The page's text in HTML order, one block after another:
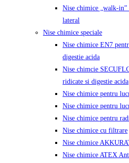
Nise chimice „walk-
lateral
Nise chimice speciale
Nise chimice EN7
digestie acida
Nise chimcie
ridicate si digestie acida
Nise chimice pentru
Nise chimice pentru
Nise chimice pentru
Nise chimice cu filtrare
Nise chimice
Nise chimice ATEX